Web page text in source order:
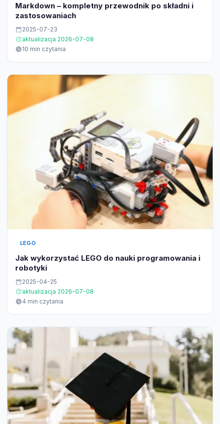
Markdown – kompletny przewodnik po składni i
zastosowaniach
2025-07-23
aktualizacja 2026-07-08
10 min czytania
LEGO
Jak wykorzystać LEGO do nauki programowania i
robotyki
2025-04-25
aktualizacja 2026-07-08
4 min czytania